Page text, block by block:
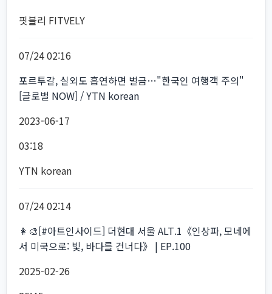
핏블리 FITVELY
07/24 02:16
포르투갈, 실외도 흡연하면 벌금…"한국인 여행객 주의"
[글로벌 NOW] / YTN korean
2023-06-17
03:18
YTN korean
07/24 02:14
👩‍🎨[#아트인사이드] 더현대 서울 ALT.1《인상파, 모네에
서 미국으로: 빛, 바다를 건너다》 | EP.100
2025-02-26